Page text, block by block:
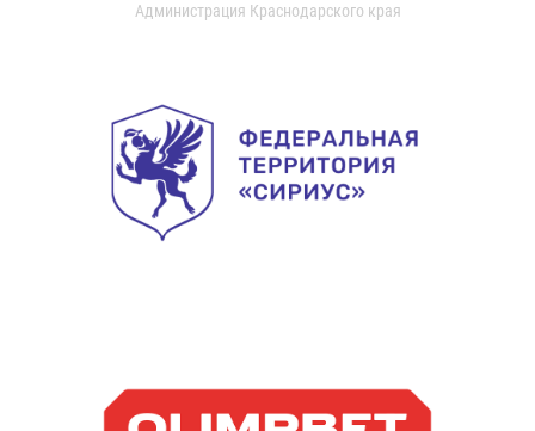
Администрация Краснодарского края